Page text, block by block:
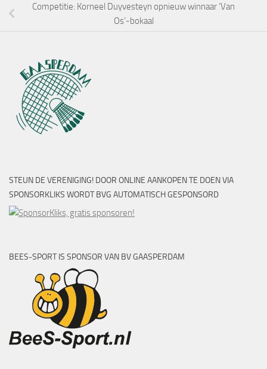
Competitie: Korneel Duyvesteyn opnieuw winnaar ‘Van
Os’-bokaal
STEUN DE VERENIGING! DOOR ONLINE AANKOPEN TE DOEN VIA
SPONSORKLIKS WORDT BVG AUTOMATISCH GESPONSORD
BEES-SPORT IS SPONSOR VAN BV GAASPERDAM